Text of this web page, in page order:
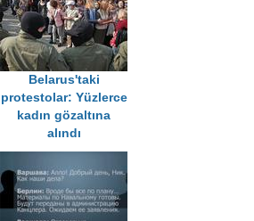
yasadışı başkanıdır"
Belarus'taki
protestolar: Yüzlerce
kadın gözaltına
alındı